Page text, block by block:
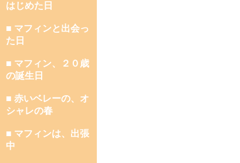
はじめた日
■ マフィンと出会っ
た日
■ マフィン、２０歳
の誕生日
■ 赤いベレーの、オ
シャレの春
■ マフィンは、出張
中